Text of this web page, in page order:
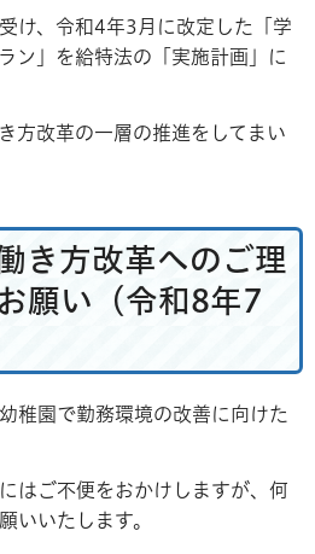
け、令和4年3月に改定した「学
ン」を給特法の「実施計画」に
方改革の一層の推進をしてまい
き方改革へのご理
願い（令和8年7
稚園で勤務環境の改善に向けた
はご不便をおかけしますが、何
いいたします。